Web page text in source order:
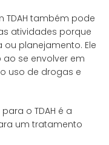
TDAH também pode
atividades porque
planejamento. Ele
se envolver em
uso de drogas e
o TDAH é a
um tratamento